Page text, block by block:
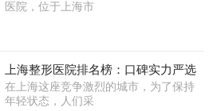
医院，位于上海市
上海整形医院排名榜：口碑实力严选
在上海这座竞争激烈的城市，为了保持
年轻状态，人们采